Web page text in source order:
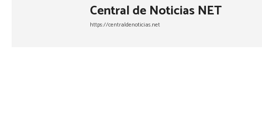
Central de Noticias NET
https://centraldenoticias.net